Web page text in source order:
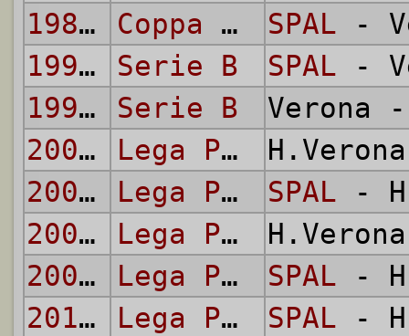
1987/88
Coppa Italia SPAL -
1992/93
Serie B SPAL -
1992/93
Serie B
Verona
2008/09
Lega Pro - Prima Divisione
2008/09
Lega Pro - Prima Divisione SPAL -
2009/10
Lega Pro - Prima Divisione
2009/10
Lega Pro - Prima Divisione SPAL -
2010/11
Lega Pro - Prima Divisione SPAL -